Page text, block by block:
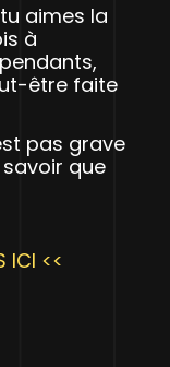
aimes la
à
être faite
pas grave
savoir que
ICI <<